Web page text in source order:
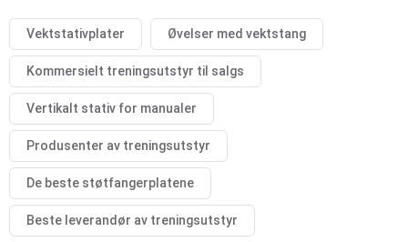
Vektstativplater Øvelser med vektstang
Kommersielt treningsutstyr til salgs
Vertikalt stativ for manualer
Produsenter av treningsutstyr
De beste støtfangerplatene
Beste leverandør av treningsutstyr